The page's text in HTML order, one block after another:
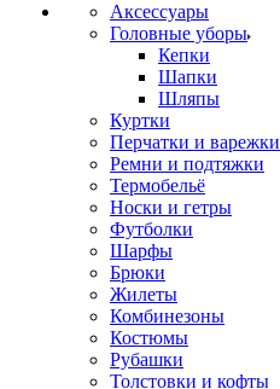
Аксессуары
Головные уборы
Кепки
Шапки
Шляпы
Куртки
Перчатки и варежки
Ремни и подтяжки
Термобельё
Носки и гетры
Футболки
Шарфы
Брюки
Жилеты
Комбинезоны
Костюмы
Рубашки
Толстовки и кофты